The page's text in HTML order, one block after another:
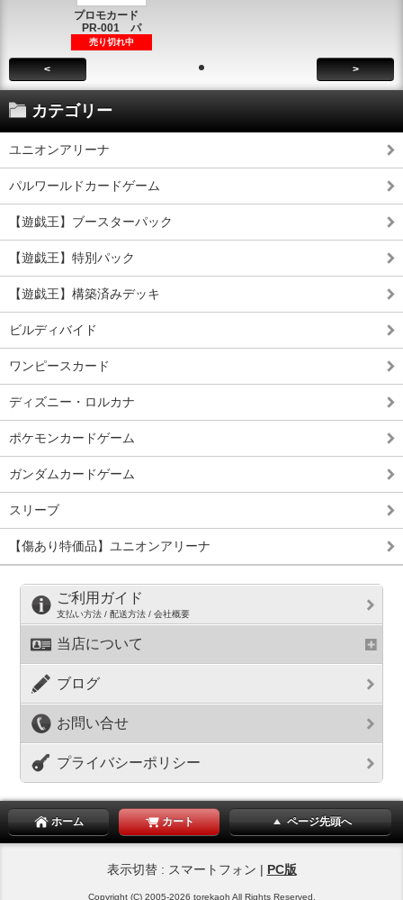
プロモカード
PR-001 パ
売り切れ中
< >
カテゴリー
ユニオンアリーナ
パルワールドカードゲーム
【遊戯王】ブースターパック
【遊戯王】特別パック
【遊戯王】構築済みデッキ
ビルディバイド
ワンピースカード
ディズニー・ロルカナ
ポケモンカードゲーム
ガンダムカードゲーム
スリーブ
【傷あり特価品】ユニオンアリーナ
ご利用ガイド
支払い方法 / 配送方法 / 会社概要
当店について
ブログ
お問い合せ
プライバシーポリシー
ホーム カート ページ先頭へ
表示切替 : スマートフォン | PC版
Copyright (C) 2005-2026 torekaoh All Rights Reserved.